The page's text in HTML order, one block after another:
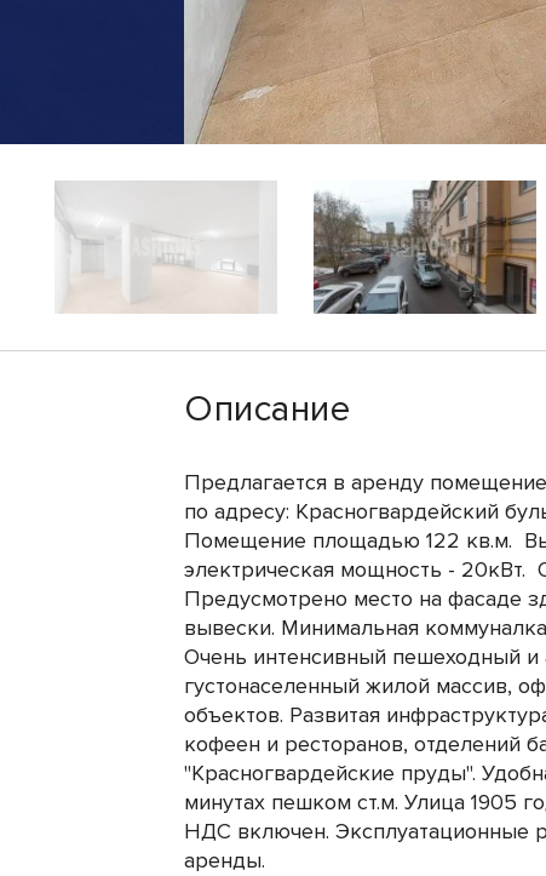
Описание
Предлагается в аренду
по адресу: Красногвардейский
Помещение площадью 122 кв.м.
электрическая мощность - 20кВт.
Предусмотрено место на фасаде
вывески. Минимальная
Очень интенсивный пешеходный и
густонаселенный жилой массив,
объектов. Развитая
кофеен и ресторанов, отделений
"Красногвардейские пруды".
минутах пешком ст.м. Улица 1905
НДС включен. Эксплуатационные
аренды.